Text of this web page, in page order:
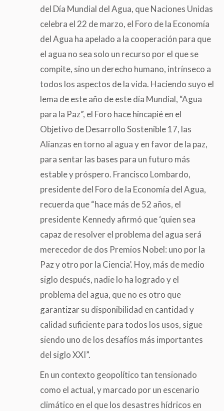
del Día Mundial del Agua, que Naciones Unidas
celebra el 22 de marzo, el Foro de la Economía
del Agua ha apelado a la cooperación para que
el agua no sea solo un recurso por el que se
compite, sino un derecho humano, intrínseco a
todos los aspectos de la vida. Haciendo suyo el
lema de este año de este día Mundial, “Agua
para la Paz”, el Foro hace hincapié en el
Objetivo de Desarrollo Sostenible 17, las
Alianzas en torno al agua y en favor de la paz,
para sentar las bases para un futuro más
estable y próspero. Francisco Lombardo,
presidente del Foro de la Economía del Agua,
recuerda que “hace más de 52 años, el
presidente Kennedy afirmó que ‘quien sea
capaz de resolver el problema del agua será
merecedor de dos Premios Nobel: uno por la
Paz y otro por la Ciencia’. Hoy, más de medio
siglo después, nadie lo ha logrado y el
problema del agua, que no es otro que
garantizar su disponibilidad en cantidad y
calidad suficiente para todos los usos, sigue
siendo uno de los desafíos más importantes
del siglo XXI”.
En un contexto geopolítico tan tensionado
como el actual, y marcado por un escenario
climático en el que los desastres hídricos en